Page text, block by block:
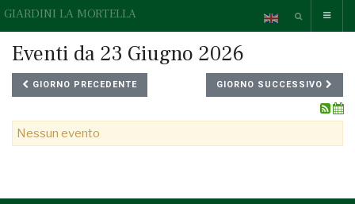
GIARDINI LA MORTELLA
Eventi da 23 Giugno 2026
GIORNO PRECEDENTE GIORNO SUCCESSIVO
Nessun evento